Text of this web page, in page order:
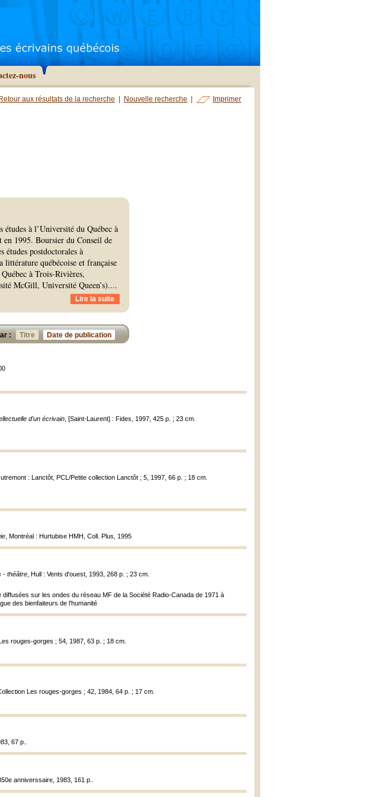
nous
Retour aux résultats de la recherche Nouvelle recherche Imprimer
à l’Université du Québec à
1995. Boursier du Conseil de
études postdoctorales à
québécoise et française
à Trois-Rivières,
McGill, Université Queen’s)....
Lire la suite
: Titre Date de publication
d'un écrivain , [Saint-Laurent] : Fides, 1997, 425 p. ; 23 cm.
: Lanctôt, PCL/Petite collection Lanctôt ; 5, 1997, 66 p. ; 18 cm.
, Montréal : Hurtubise HMH, Coll. Plus, 1995
- théâtre , Hull : Vents d'ouest, 1993, 268 p. ; 23 cm.
sur les ondes du réseau MF de la Société Radio-Canada de 1971 à
des bienfaiteurs de l'humanité
rouges-gorges ; 54, 1987, 63 p. ; 18 cm.
Les rouges-gorges ; 42, 1984, 64 p. ; 17 cm.
67 p..
anniverssaire, 1983, 161 p..